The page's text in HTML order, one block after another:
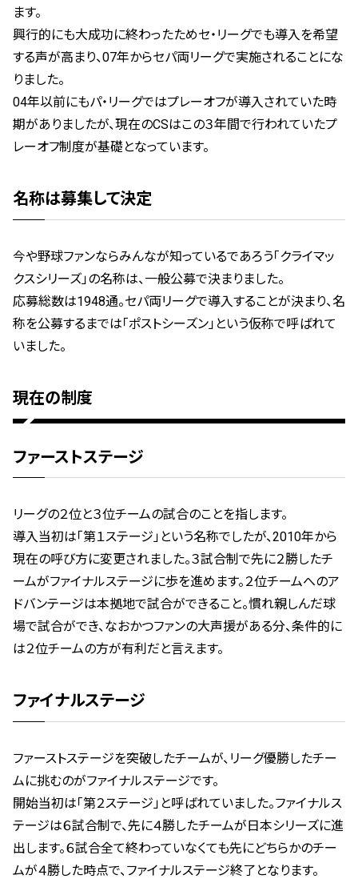
ます。
興行的にも大成功に終わったためセ・リーグでも導入を希望
する声が高まり、07年からセパ両リーグで実施されることにな
りました。
04年以前にもパ・リーグではプレーオフが導入されていた時
期がありましたが、現在のCSはこの３年間で行われていたプ
レーオフ制度が基礎となっています。
名称は募集して決定
今や野球ファンならみんなが知っているであろう「クライマッ
クスシリーズ」の名称は、一般公募で決まりました。
応募総数は1948通。セパ両リーグで導入することが決まり、名
称を公募するまでは「ポストシーズン」という仮称で呼ばれて
いました。
現在の制度
ファーストステージ
リーグの２位と３位チームの試合のことを指します。
導入当初は「第１ステージ」という名称でしたが、2010年から
現在の呼び方に変更されました。３試合制で先に２勝したチ
ームがファイナルステージに歩を進めます。２位チームへのア
ドバンテージは本拠地で試合ができること。慣れ親しんだ球
場で試合ができ、なおかつファンの大声援がある分、条件的に
は２位チームの方が有利だと言えます。
ファイナルステージ
ファーストステージを突破したチームが、リーグ優勝したチー
ムに挑むのがファイナルステージです。
開始当初は「第２ステージ」と呼ばれていました。ファイナルス
テージは６試合制で、先に４勝したチームが日本シリーズに進
出します。６試合全て終わっていなくても先にどちらかのチー
ムが４勝した時点で、ファイナルステージ終了となります。